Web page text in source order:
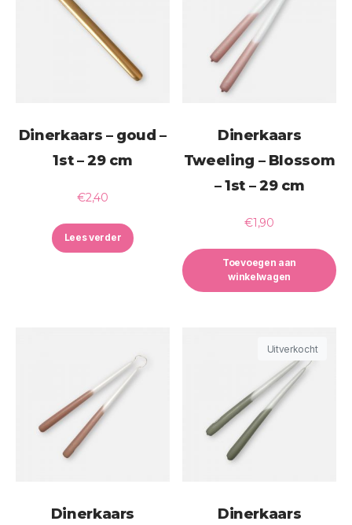
Dinerkaars – goud –
1st – 29 cm
€2,40
Lees verder
Dinerkaars
Tweeling – Blossom
– 1st – 29 cm
€1,90
Toevoegen aan
winkelwagen
Dinerkaars
Uitverkocht
Dinerkaars